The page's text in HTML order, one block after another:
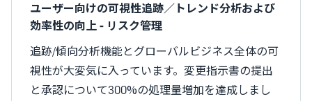
ユーザー向けの可視性追跡／トレンド分析および
効率性の向上 - リスク管理
追跡/傾向分析機能とグローバルビジネス全体の可
視性が大変気に入っています。変更指示書の提出
と承認について300%の処理量増加を達成しまし